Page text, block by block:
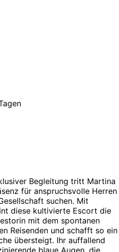
Begleitung tritt Martina
für anspruchsvolle Herren
suchen. Mit
diese kultivierte Escort die
mit dem spontanen
Reisenden und schafft so ein
übersteigt. Ihr auffallend
blaue Augen, die